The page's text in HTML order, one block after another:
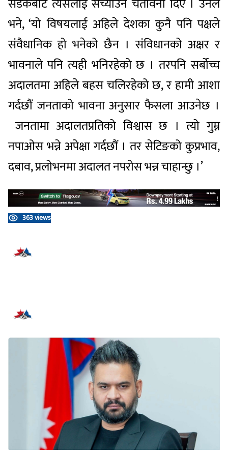
भने, ‘यो विषयलाई अहिले देशका कुनै पनि पक्षले
संवैधानिक हो भनेको छैन । संविधानको अक्षर र
भावनाले पनि त्यही भनिरहेको छ । तरपनि सर्बोच्च
अदालतमा अहिले बहस चलिरहेको छ, र हामी आशा
गर्दछौं जनताको भावना अनुसार फैसला आउनेछ ।
जनतामा अदालतप्रतिको विश्वास छ । त्यो गुम्न
नपाओस भन्ने अपेक्षा गर्दछौं । तर सेटिङको कुप्रभाव,
दबाव, प्रलोभनमा अदालत नपरोस भन्न चाहान्छु ।’
363 views